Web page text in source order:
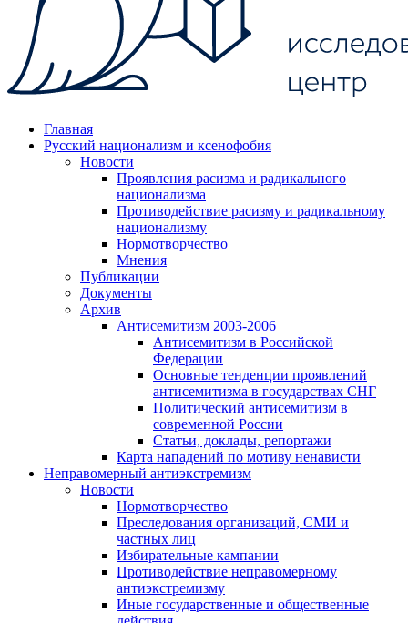
Главная
Русский национализм и ксенофобия
Новости
Проявления расизма и радикального
национализма
Противодействие расизму и радикальному
национализму
Нормотворчество
Мнения
Публикации
Документы
Архив
Антисемитизм 2003-2006
Антисемитизм в Российской
Федерации
Основные тенденции проявлений
антисемитизма в государствах СНГ
Политический антисемитизм в
современной России
Статьи, доклады, репортажи
Карта нападений по мотиву ненависти
Неправомерный антиэкстремизм
Новости
Нормотворчество
Преследования организаций, СМИ и
частных лиц
Избирательные кампании
Противодействие неправомерному
антиэкстремизму
Иные государственные и общественные